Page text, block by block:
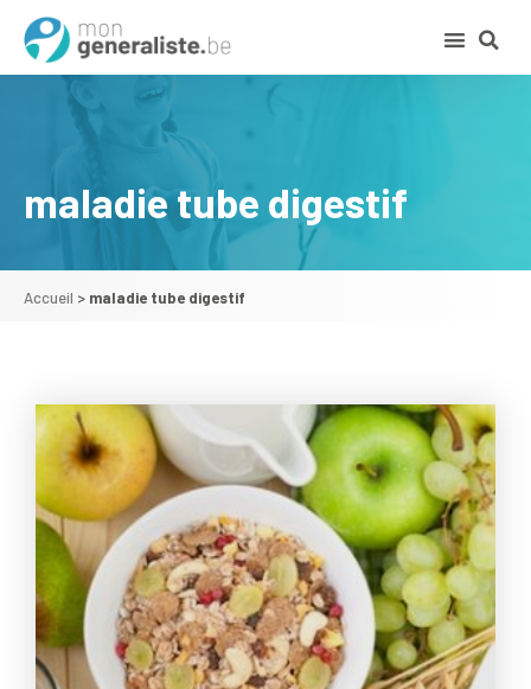
maladie tube digestif
Accueil > maladie tube digestif